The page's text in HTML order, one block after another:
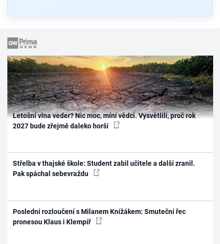
Letošní vlna veder? Nic moc, míní vědci. Vysvětlili, proč rok
2027 bude zřejmě daleko horší
Střelba v thajské škole: Student zabil učitele a další zranil.
Pak spáchal sebevraždu
Poslední rozloučení s Milanem Knížákem: Smuteční řec
pronesou Klaus i Klempíř